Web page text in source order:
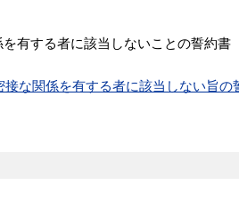
有する者に該当しないことの誓約書
な関係を有する者に該当しない旨の